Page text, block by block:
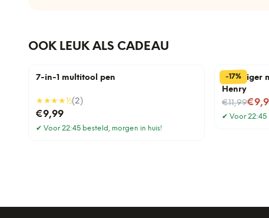
OOK LEUK ALS CADEAU
7-in-1 multitool pen
★★★★½(2 )
€9,99
✔ Voor 22:45 besteld, morgen in huis!
-17%
Stofzuiger
Henry
€11,99
Nu voor
✔ Voor 22:45